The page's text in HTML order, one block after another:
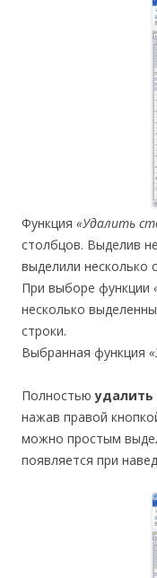
Функция «Удалить
столбцов. Выделив
выделили несколько
При выборе функции
несколько
строки.
Выбранная функция
Полностьюудалить
нажав правой
можно простым
появляется при